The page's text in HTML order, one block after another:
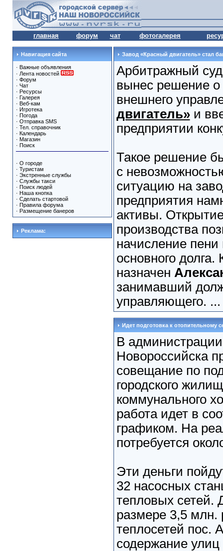
главная форум чат фотогалерея
Навигация сайта
· Важные объявления
· Лента новостей
· Форум
· Чат
· Ресурсы
· Галерея
· Веб-кам
· Игротека
· Погода
· Отправка SMS
· Тел. справочник
· Календарь
· Магазин
· Поиск
· О городе
· Туристам
· Экстренные службы
· Службы такси
· Поиск людей
· Наша кнопка
· Сделать стартовой
· Правила форума
· Размещение банеров
Реклама:
Завод «Красный двигатель» стал
Арбитражный суд
вынес решение
внешнего
двигатель»и
предприятии
Такое решение
с
ситуацию на
предприятия
активы.
производства
начисление
основного
назначен
занимавший
управляющего.
Идет подготовка к отопительному
В администрации
Новороссийска
совещание по
городского
коммунального
работа идет в
графиком. На
потребуется
Эти деньги
32 насосных
тепловых сетей.
размере 3,5 млн.
теплосетей пос.
содержание